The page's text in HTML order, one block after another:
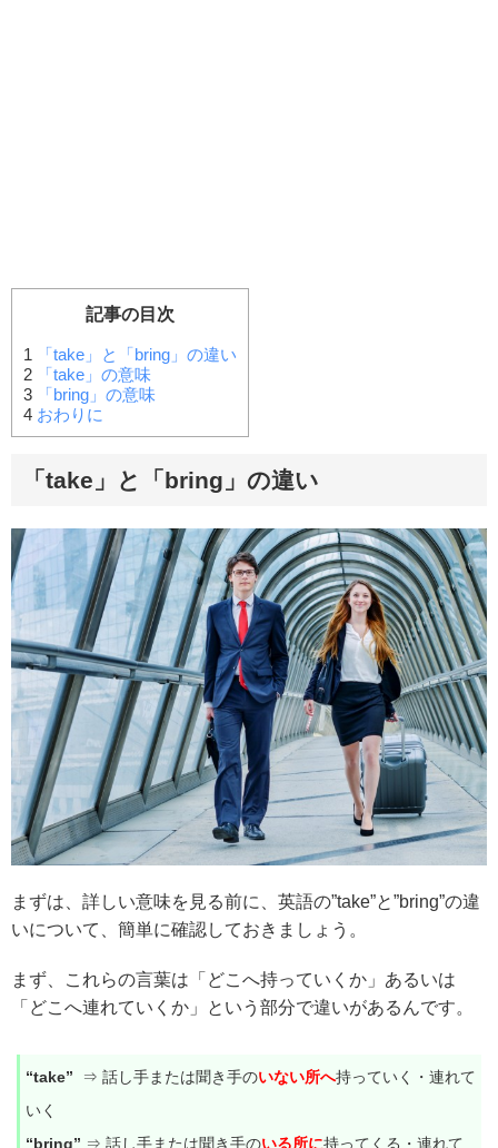
記事の目次
1 「take」と「bring」の違い
2 「take」の意味
3 「bring」の意味
4 おわりに
「take」と「bring」の違い
まずは、詳しい意味を見る前に、英語の”take”と”bring”の違
いについて、簡単に確認しておきましょう。
まず、これらの言葉は「どこへ持っていくか」あるいは
「どこへ連れていくか」という部分で違いがあるんです。
“take” ⇒ 話し手または聞き手のいない所へ持っていく・連れて
いく
“bring” ⇒ 話し手または聞き手のいる所に持ってくる・連れて